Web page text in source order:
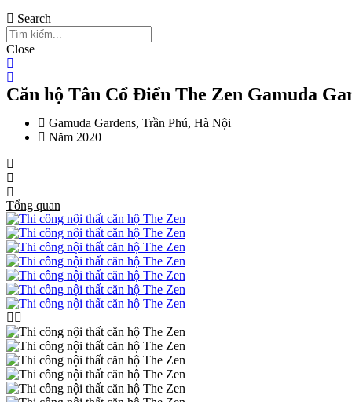
Search
Close
Căn hộ Tân Cổ Điển The Zen Gamuda
Gamuda Gardens, Trần Phú, Hà Nội
Năm 2020
Tổng quan